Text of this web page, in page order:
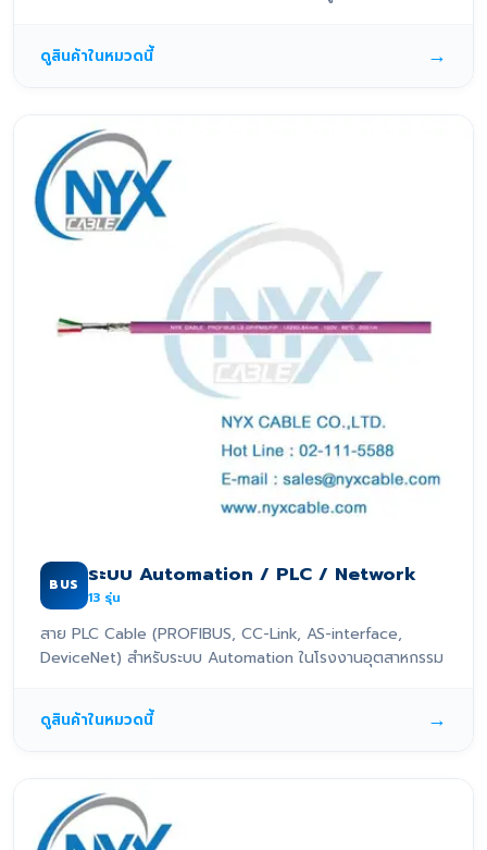
ดูสินค้าในหมวดนี้ →
BUS ระบบ Automation / PLC / Network
13 รุ่น
สาย PLC Cable (PROFIBUS, CC-Link, AS-interface,
DeviceNet) สำหรับระบบ Automation ในโรงงานอุตสาหกรรม
ดูสินค้าในหมวดนี้ →